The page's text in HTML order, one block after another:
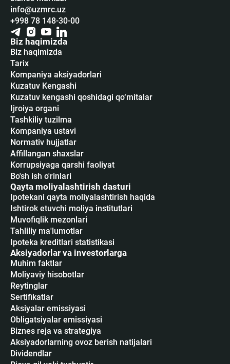
info@uzmrc.uz
+998 78 148-30-00
Biz haqimizda
Biz haqimizda
Tarix
Kompaniya aksiyadorlari
Kuzatuv Kengashi
Kuzatuv kengashi qoshidagi qo‘mitalar
Ijroiya organi
Tashkiliy tuzilma
Kompaniya ustavi
Normativ hujjatlar
Affillangan shaxslar
Korrupsiyaga qarshi faoliyat
Bo'sh ish o'rinlari
Qayta moliyalashtirish dasturi
Ipotekani qayta moliyalashtirish haqida
Ishtirok etuvchi moliya institutlari
Muvofiqlik mezonlari
Tahliliy ma'lumotlar
Ipoteka kreditlari statistikasi
Aksiyadorlar va investorlarga
Muhim faktlar
Moliyaviy hisobotlar
Reytinglar
Sertifikatlar
Аksiyalar emissiyasi
Obligatsiyalar emissiyasi
Biznes reja va strategiya
Aksiyadorlarning ovoz berish natijalari
Dividendlar